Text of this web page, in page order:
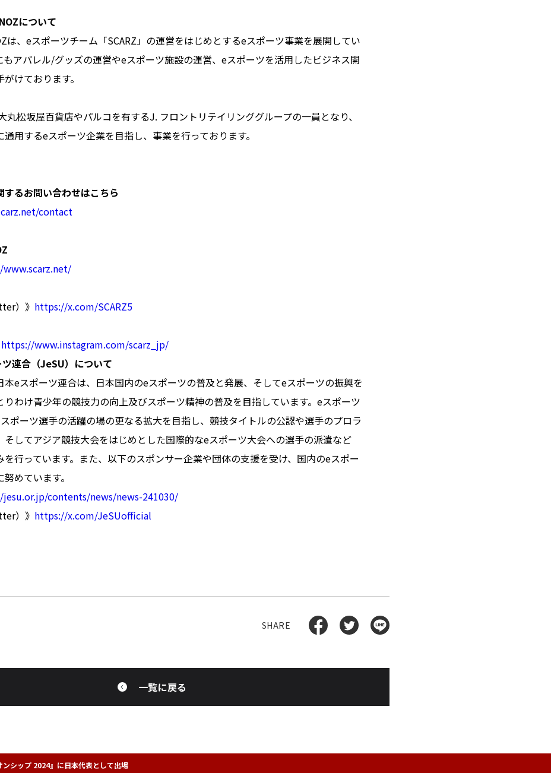
について
は、eスポーツチーム「SCARZ」の運営をはじめとするeスポーツ事業を展開してい
もアパレル/グッズの運営やeスポーツ施設の運営、eスポーツを活用したビジネス開
けております。
丸松坂屋百貨店やパルコを有するJ. フロントリテイリンググループの一員となり、
通用するeスポーツ企業を目指し、事業を行っております。
するお問い合わせはこちら
contact
）》 https://x.com/SCARZ5
https://www.instagram.com/scarz_jp/
連合（JeSU）について
本eスポーツ連合は、日本国内のeスポーツの普及と発展、そしてeスポーツの振興を
りわけ青少年の競技力の向上及びスポーツ精神の普及を目指しています。eスポーツ
ポーツ選手の活躍の場の更なる拡大を目指し、競技タイトルの公認や選手のプロラ
そしてアジア競技大会をはじめとした国際的なeスポーツ大会への選手の派遣など
を行っています。また、以下のスポンサー企業や団体の支援を受け、国内のeスポー
めています。
contents/news/news-241030/
）》 https://x.com/JeSUofficial
一覧に戻る
ンシップ 2024』に日本代表として出場